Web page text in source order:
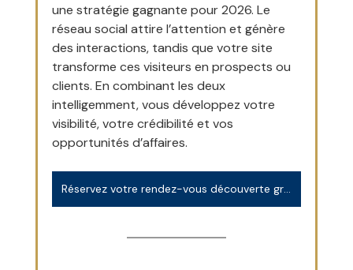
une stratégie gagnante pour 2026. Le
réseau social attire l’attention et génère
des interactions, tandis que votre site
transforme ces visiteurs en prospects ou
clients. En combinant les deux
intelligemment, vous développez votre
visibilité, votre crédibilité et vos
opportunités d’affaires.
Réservez votre rendez-vous découverte gratuit et sans engagement